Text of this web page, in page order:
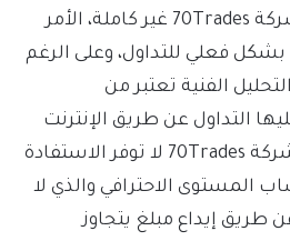
الخدمات التي تقدمها شركة 70Trades غير كاملة، الأمر
بشكل فعلي للتداول، وعلى الرغم
الفنية تعتبر من
التداول عن طريق الإنترنت
بمفهومه العام، إلا أن شركة 70Trades لا توفر الاستفادة
الاحترافي والذي لا
طريق إيداع مبلغ يتجاوز